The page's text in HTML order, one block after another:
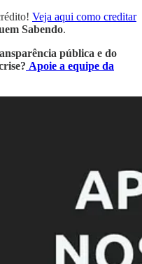
Veja aqui como creditar
Sabendo.
pública e do
Apoie a equipe da